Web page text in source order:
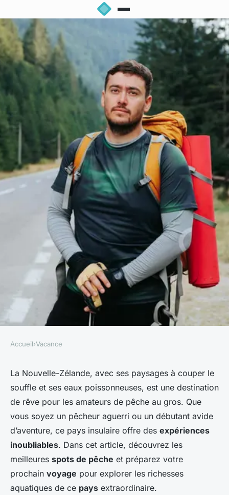
Où participer à une expédition
de pêche au gros en Nouvelle-
Zélande?
Gabrielle•4 juillet 2024 •6 min de lecture
Accueil›Vacance
La Nouvelle-Zélande, avec ses paysages à couper le
souffle et ses eaux poissonneuses, est une destination
de rêve pour les amateurs de pêche au gros. Que
vous soyez un pêcheur aguerri ou un débutant avide
d’aventure, ce pays insulaire offre des expériences
inoubliables. Dans cet article, découvrez les
meilleures spots de pêche et préparez votre
prochain voyage pour explorer les richesses
aquatiques de ce pays extraordinaire.